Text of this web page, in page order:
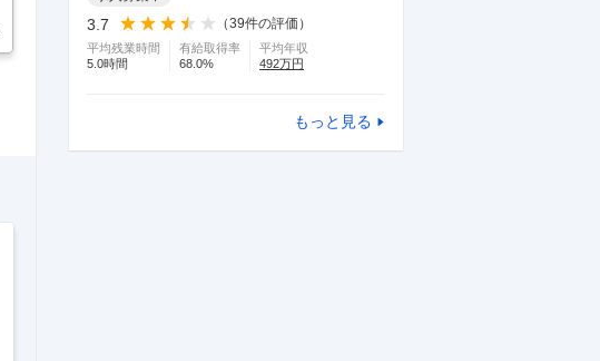
3.7 （39件の評価）
平均残業時間
5.0時間
有給取得率
68.0%
平均年収
492万円
もっと見る